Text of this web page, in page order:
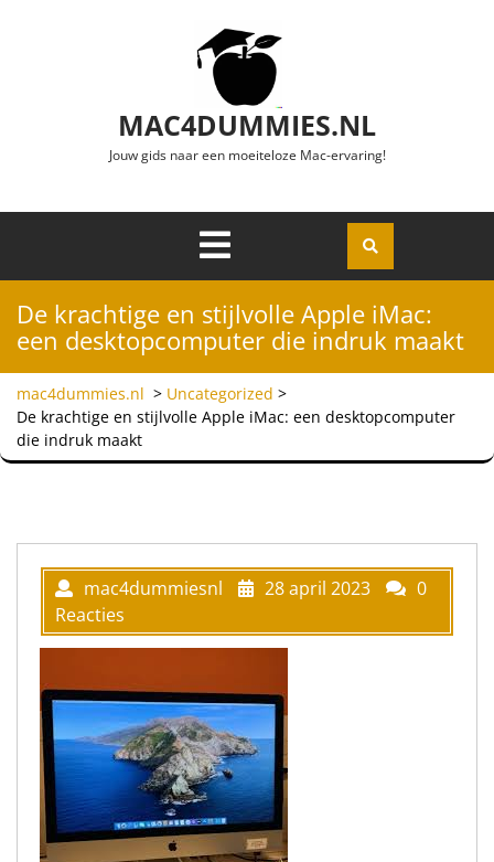
MAC4DUMMIES.NL
Jouw gids naar een moeiteloze Mac-ervaring!
Openen
De krachtige en stijlvolle Apple iMac:
een desktopcomputer die indruk maakt
mac4dummies.nl > Uncategorized >
De krachtige en stijlvolle Apple iMac: een desktopcomputer
die indruk maakt
mac4dummiesnl 28 april 2023
0
Reacties